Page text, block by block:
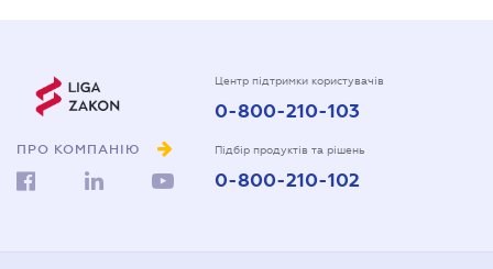
ПРО КОМПАНІЮ
Центр підтримки користувачів
0-800-210-103
Підбір продуктів та рішень
0-800-210-102